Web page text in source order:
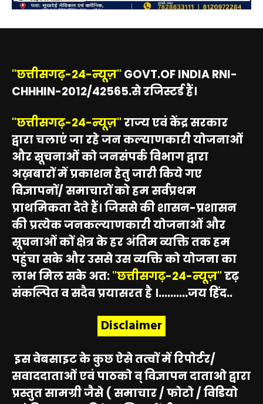
"छत्तीसगढ़-24-न्यूज़" GOVT.OF INDIA RNI-
CHHHIN-2012/42565.से रजिस्टर्ड हैं।
"छत्तीसगढ़-24-न्यूज़"राज्य एवं केंद्र सरकार
द्वारा चलाएं जा रहे जन कल्याणकारी योजनाओं
और सूचनाओं को जनसंपर्क विभाग द्वारा
अख़बारों में प्रकाशन हेतु जारी किये गए
विज्ञापनों/ समाचारों को हम सर्वप्रथम
प्राथमिकता देते हैं। जिससे की शासन-प्रशासन
की प्रत्येक जनकल्याणकारी योजनाओं और
सूचनाओं कों क्षेत्र के हर अंतिम व्यक्ति तक हम
पहुंचा सके और उससे उस व्यक्ति को योजना का
लाभ मिल सके अत:"छत्तीसगढ़-24-न्यूज़"दृढ़
संकल्पित व सदैव प्रयासरत है ।..........जय हिंद..
Disclaimer
इस वेबसाइट के कुछ ऐसे तत्वों में रिपोर्टर/
सवाददाताओं एवं पाठको व् विज्ञापन दाताओ द्वारा
प्रस्तुत सामग्री जैसे ( समाचार / फोटो / विडियो